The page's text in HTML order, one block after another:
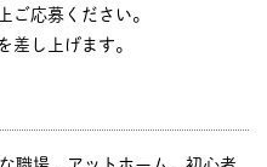
ご応募ください。
差し上げます。